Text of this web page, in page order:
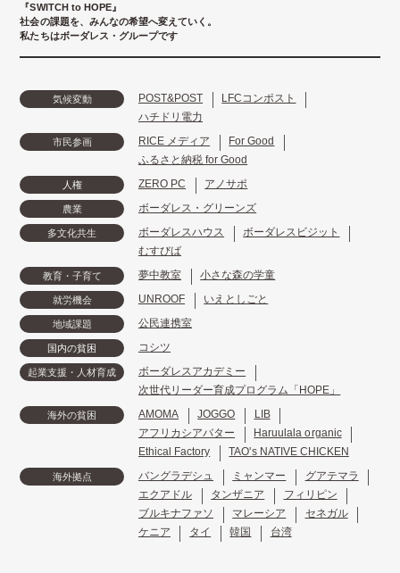
『SWITCH to HOPE』
社会の課題を、みんなの希望へ変えていく。
私たちはボーダレス・グループです
気候変動 POST&POST
LFCコンポスト
ハチドリ電力
市民参画 RICE メディア
For Good
ふるさと納税 for Good
人権 ZERO PC アノサポ
農業 ボーダレス・グリーンズ
多文化共生 ボーダレスハウス
ボーダレスビジット
むすびば
教育・子育て 夢中教室 小さな森の学童
就労機会 UNROOF いえとしごと
地域課題 公民連携室
国内の貧困 コシツ
起業支援・人材育成
ボーダレスアカデミー
次世代リーダー育成プログラム「HOPE」
海外の貧困 AMOMA JOGGO
LIB
アフリカシアバター
Haruulala organic
Ethical Factory
TAO's NATIVE CHICKEN
海外拠点 バングラデシュ ミャンマー
グアテマラ
エクアドル
タンザニア
フィリピン
ブルキナファソ
マレーシア
セネガル
ケニア
タイ 韓国 台湾